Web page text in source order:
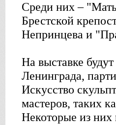
Среди них –
Брестской
Непринцева и
На выставке
Ленинграда,
Искусство
мастеров, таких
Некоторые из них